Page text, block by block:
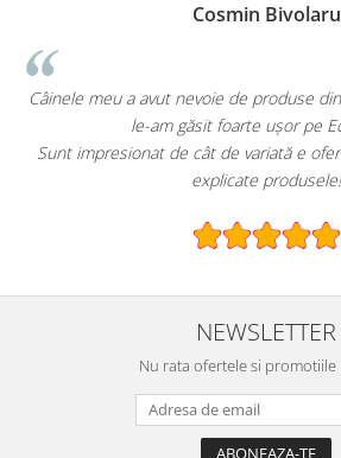
Cosmin Bivolaru
Câinele meu a avut nevoie de produse
le-am găsit foarte ușor pe
Sunt impresionat de cât de variată e
explicate produsele!
NEWSLETTER
Nu rata ofertele si